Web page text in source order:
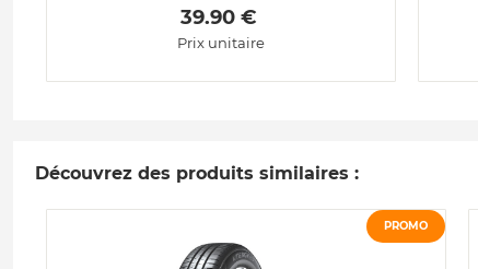
39.90 €
Prix unitaire
Découvrez des produits similaires :
PROMO